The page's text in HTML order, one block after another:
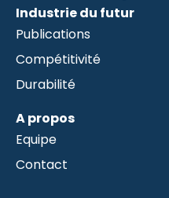
Industrie du futur
Publications
Compétitivité
Durabilité
A propos
Equipe
Contact